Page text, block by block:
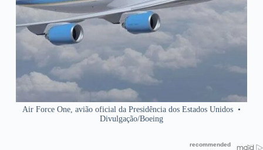
Air Force One, avião oficial da Presidência dos Estados Unidos•
Divulgação/Boeing